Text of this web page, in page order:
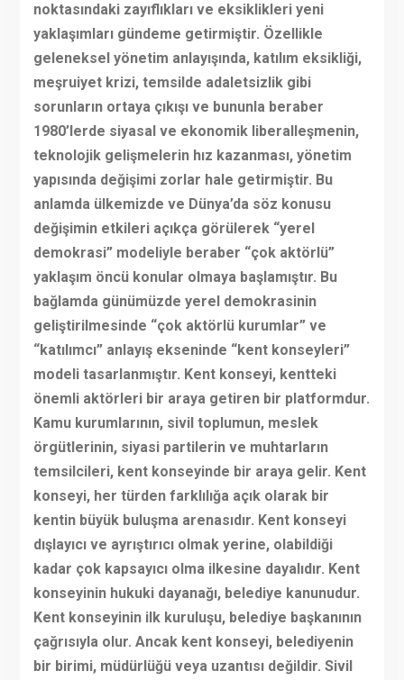
noktasındaki zayıflıkları ve eksiklikleri yeni
yaklaşımları gündeme getirmiştir. Özellikle
geleneksel yönetim anlayışında, katılım eksikliği,
meşruiyet krizi, temsilde adaletsizlik gibi
sorunların ortaya çıkışı ve bununla beraber
1980’lerde siyasal ve ekonomik liberalleşmenin,
teknolojik gelişmelerin hız kazanması, yönetim
yapısında değişimi zorlar hale getirmiştir. Bu
anlamda ülkemizde ve Dünya’da söz konusu
değişimin etkileri açıkça görülerek “yerel
demokrasi” modeliyle beraber “çok aktörlü”
yaklaşım öncü konular olmaya başlamıştır. Bu
bağlamda günümüzde yerel demokrasinin
geliştirilmesinde “çok aktörlü kurumlar” ve
“katılımcı” anlayış ekseninde “kent konseyleri”
modeli tasarlanmıştır. Kent konseyi, kentteki
önemli aktörleri bir araya getiren bir platformdur.
Kamu kurumlarının, sivil toplumun, meslek
örgütlerinin, siyasi partilerin ve muhtarların
temsilcileri, kent konseyinde bir araya gelir. Kent
konseyi, her türden farklılığa açık olarak bir
kentin büyük buluşma arenasıdır. Kent konseyi
dışlayıcı ve ayrıştırıcı olmak yerine, olabildiği
kadar çok kapsayıcı olma ilkesine dayalıdır. Kent
konseyinin hukuki dayanağı, belediye kanunudur.
Kent konseyinin ilk kuruluşu, belediye başkanının
çağrısıyla olur. Ancak kent konseyi, belediyenin
bir birimi, müdürlüğü veya uzantısı değildir. Sivil